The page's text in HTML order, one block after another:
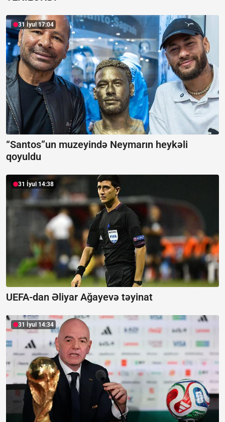
31 İyul 17:04
“Santos”un muzeyində Neymarın heykəli
qoyuldu
31 İyul 14:38
UEFA-dan Əliyar Ağayevə təyinat
31 İyul 14:34